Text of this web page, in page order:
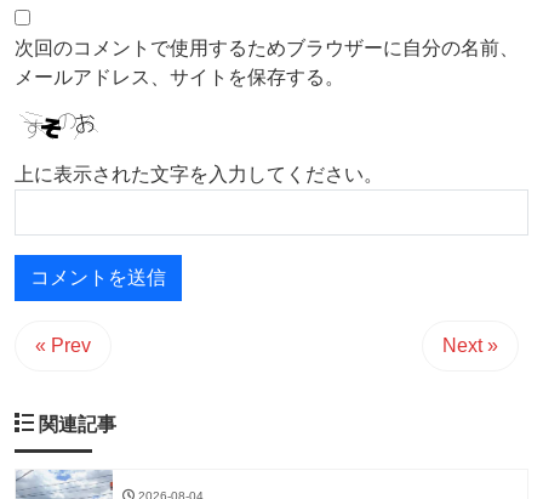
次回のコメントで使用するためブラウザーに自分の名前、
メールアドレス、サイトを保存する。
上に表示された文字を入力してください。
« Prev Next »
関連記事